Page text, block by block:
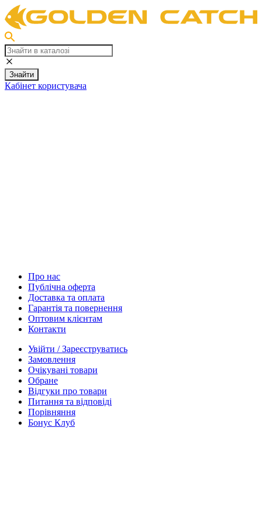
Знайти
Кабінет користувача
Про нас
Публічна оферта
Доставка та оплата
Гарантія та повернення
Оптовим клієнтам
Контакти
Увійти / Зареєструватись
Замовлення
Очікувані товари
Обране
Відгуки про товари
Питання та відповіді
Порівняння
Бонус Клуб